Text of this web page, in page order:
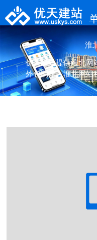
淮
优天建站提供淮北网
外包制作、淮北网站
外包开发、应用接
计、制